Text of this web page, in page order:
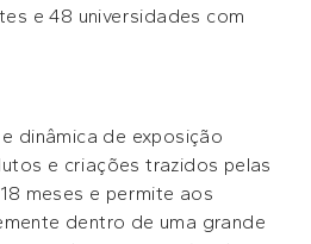
e 48 universidades com
dinâmica de exposição
e criações trazidos pelas
meses e permite aos
dentro de uma grande